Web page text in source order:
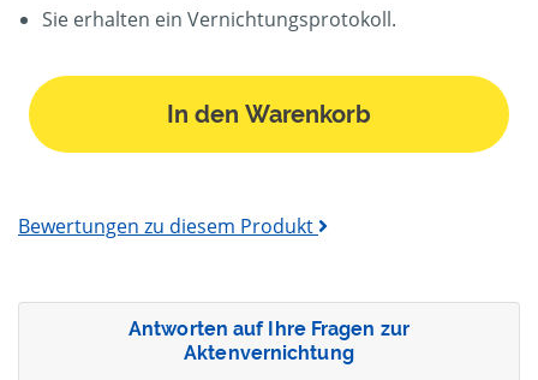
Sie erhalten ein Vernichtungsprotokoll.
In den Warenkorb
Bewertungen zu diesem Produkt
Antworten auf Ihre Fragen zur
Aktenvernichtung